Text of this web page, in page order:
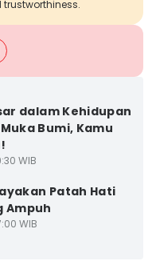
dalam Kehidupan
Bumi, Kamu
WIB
Patah Hati
Ampuh
WIB